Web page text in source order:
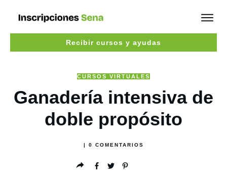
Recibir cursos y ayudas
CURSOS VIRTUALES
Ganadería intensiva de
doble propósito
0 COMENTARIOS